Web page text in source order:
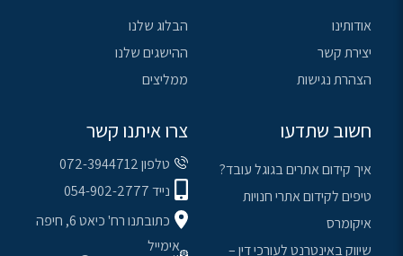
אודותינו
יצירת קשר
הצהרת נגישות
הבלוג שלנו
ההישגים שלנו
ממליצים
חשוב שתדעו
איך קידום אתרים בגוגל עובד?
טיפים לקידום אתרי חנויות
איקומרס
שיווק באינטרנט לעורכי דין –
צרו איתנו קשר
טלפון 072-3944712
נייד 054-902-2777
כתובתנו רח' כיאט 6, חיפה
אימייל